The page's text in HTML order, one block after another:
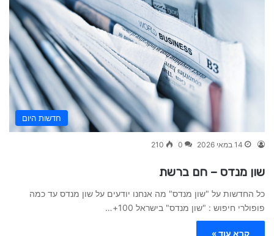
חדשות היום
14 במאי 2026 0
210
שון מנדס – חם ברשת
כל החדשות על "שון מנדס" מה אנחנו יודעים על שון מנדס עד כמה
פופולרי חיפוש : "שון מנדס" בישראל 100+…
קרא עוד »